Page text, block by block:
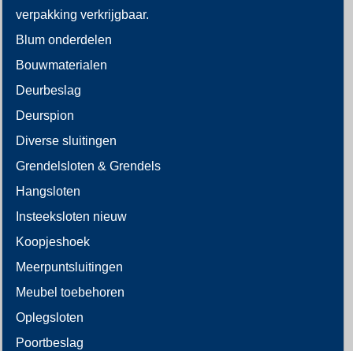
verpakking verkrijgbaar.
Blum onderdelen
Bouwmaterialen
Deurbeslag
Deurspion
Diverse sluitingen
Grendelsloten & Grendels
Hangsloten
Insteeksloten nieuw
Koopjeshoek
Meerpuntsluitingen
Meubel toebehoren
Oplegsloten
Poortbeslag